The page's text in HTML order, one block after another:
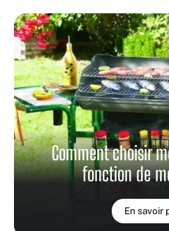
Comment choisir
fonction de
En savoir